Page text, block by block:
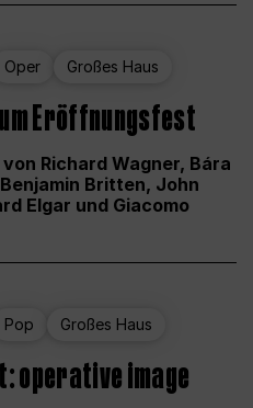
Oper Großes Haus
Eröffnungsfest
Richard Wagner, Bára
Britten, John
Elgar und Giacomo
Pop Großes Haus
operative image